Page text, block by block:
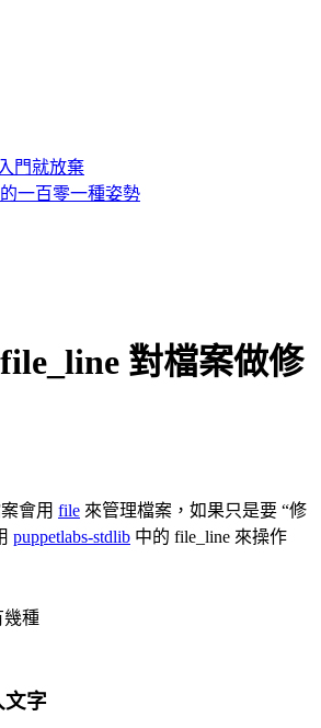
門就放棄
的一百零一種姿勢
對檔案做修
會用 file 來管理檔案，如果只是要 “修
puppetlabs-stdlib 中的 file_line 來操作
幾種
文字